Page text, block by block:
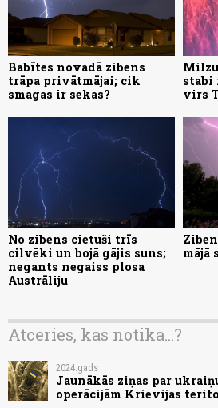
Babītes novadā zibens
trāpa privātmājai; cik
smagas ir sekas?
stabi
virs
No zibens cietuši trīs
cilvēki un bojā gājis suns;
negants negaiss plosa
Austrāliju
mājā
Atceries, kas notika...?
2024.gads
Jaunākās ziņas par
operācijām Krievijas